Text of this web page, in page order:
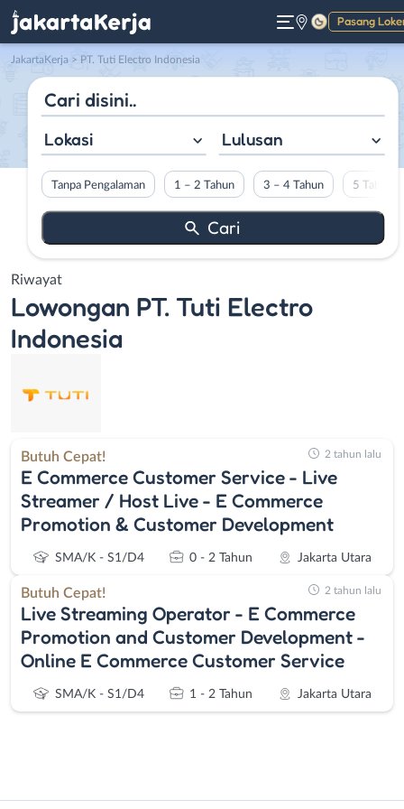
Pasang
Gelap
JakartaKerja > PT. Tuti Electro Indonesia
Lokasi Lulusan
Tanpa Pengalaman 1 – 2 Tahun 3 – 4 Tahun 5 Tahun
Riwayat
Lowongan PT. Tuti Electro
Indonesia
Butuh Cepat!
E Commerce Customer Service - Live
Streamer / Host Live - E Commerce
Promotion & Customer Development
SMA/K - S1/D4 0 - 2 Tahun Jakarta Utara
2 tahun lalu
Butuh Cepat!
Live Streaming Operator - E Commerce
Promotion and Customer Development -
Online E Commerce Customer Service
SMA/K - S1/D4 1 - 2 Tahun Jakarta Utara
2 tahun lalu
Administrasi
Bebas